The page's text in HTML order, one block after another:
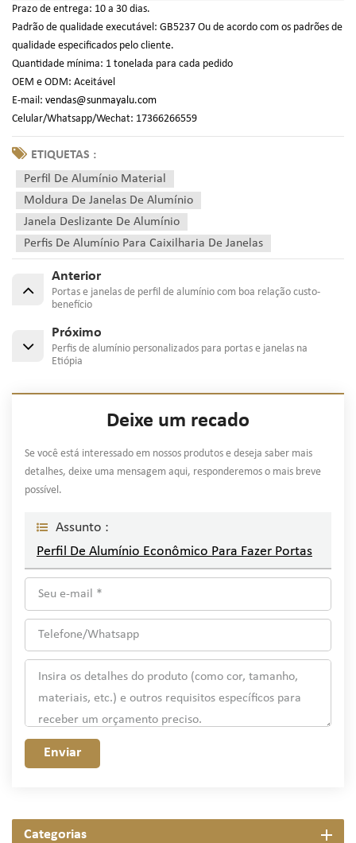
Prazo de entrega: 10 a 30 dias.
Padrão de qualidade executável: GB5237 Ou de acordo com os padrões de
qualidade especificados pelo cliente.
Quantidade mínima: 1 tonelada para cada pedido
OEM e ODM: Aceitável
E-mail: vendas@sunmayalu.com
Celular/Whatsapp/Wechat: 17366266559
ETIQUETAS :
Perfil De Alumínio Material
Moldura De Janelas De Alumínio
Janela Deslizante De Alumínio
Perfis De Alumínio Para Caixilharia De Janelas
Anterior
Portas e janelas de perfil de alumínio com boa relação custo-
benefício
Próximo
Perfis de alumínio personalizados para portas e janelas na
Etiópia
Deixe um recado
Se você está interessado em nossos produtos e deseja saber mais
detalhes, deixe uma mensagem aqui, responderemos o mais breve
possível.
Assunto :
Perfil De Alumínio Econômico Para Fazer Portas
Enviar
Categorias